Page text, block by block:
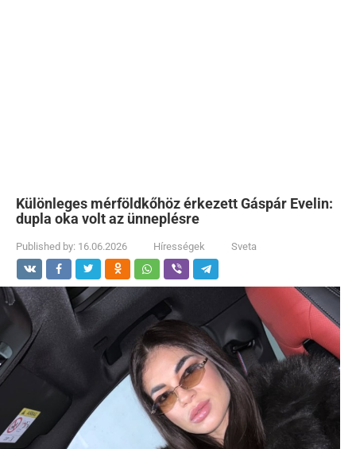
Különleges mérföldkőhöz érkezett Gáspár Evelin:
dupla oka volt az ünneplésre
Published by: 16.06.2026 Hírességek Sveta